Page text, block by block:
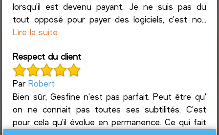
lorsqu'il est devenu payant. Je ne suis pas du
tout opposé pour payer des logiciels, c'est no...
Lire la suite
Respect du client
ParRobert
Bien sûr, Gesfine n'est pas parfait. Peut être qu'
on ne connait pas toutes ses subtilités. C'est
pour cela qu'il évolue en permanence. Ce qui fait